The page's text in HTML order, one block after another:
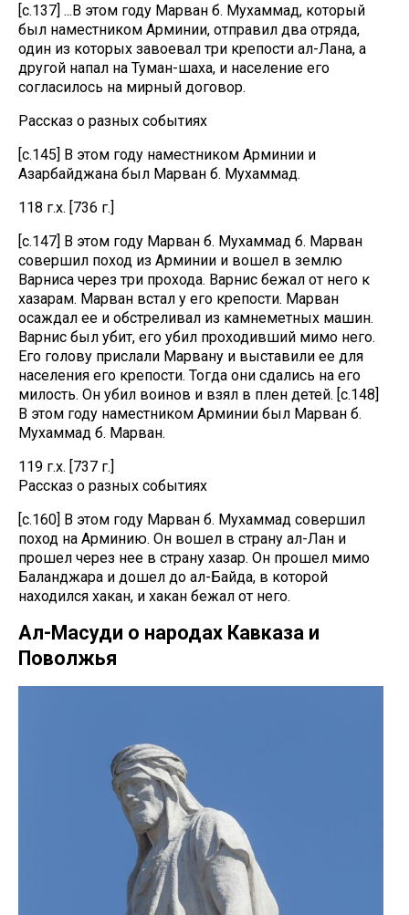
[с.137] ...В этом году Марван б. Мухаммад, который
был наместником Арминии, отправил два отряда,
один из которых завоевал три крепости ал-Лана, а
другой напал на Туман-шаха, и население его
согласилось на мирный договор.
Рассказ о разных событиях
[с.145] В этом году наместником Арминии и
Азарбайджана был Марван б. Мухаммад.
118 г.х. [736 г.]
[с.147] В этом году Марван б. Мухаммад б. Марван
совершил поход из Арминии и вошел в землю
Варниса через три прохода. Варнис бежал от него к
хазарам. Марван встал у его крепости. Марван
осаждал ее и обстреливал из камнеметных машин.
Варнис был убит, его убил проходивший мимо него.
Его голову прислали Марвану и выставили ее для
населения его крепости. Тогда они сдались на его
милость. Он убил воинов и взял в плен детей. [с.148]
В этом году наместником Арминии был Марван б.
Мухаммад б. Марван.
119 г.х. [737 г.]
Рассказ о разных событиях
[с.160] В этом году Марван б. Мухаммад совершил
поход на Арминию. Он вошел в страну ал-Лан и
прошел через нее в страну хазар. Он прошел мимо
Баланджара и дошел до ал-Байда, в которой
находился хакан, и хакан бежал от него.
Ал-Масуди о народах Кавказа и
Поволжья